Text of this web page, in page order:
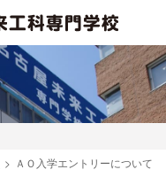
ＡＯ入学エントリーについて